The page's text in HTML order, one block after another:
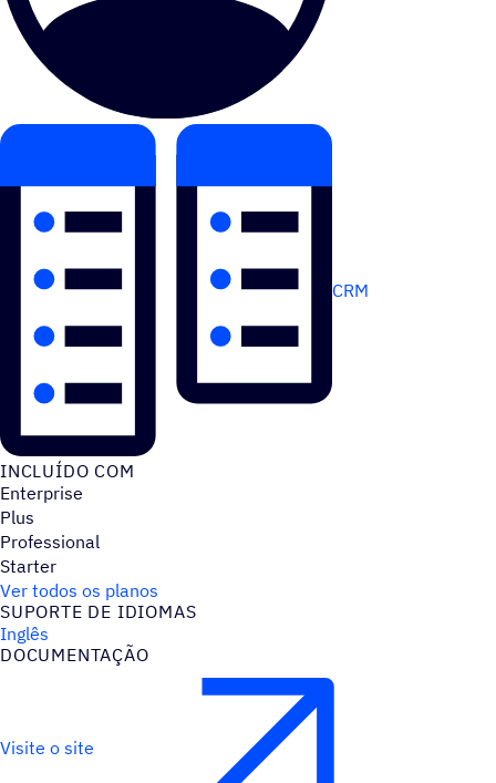
CRM
INCLUÍDO COM
Enterprise
Plus
Professional
Starter
Ver todos os planos
SUPORTE DE IDIOMAS
Inglês
DOCUMENTAÇÃO
Visite o site